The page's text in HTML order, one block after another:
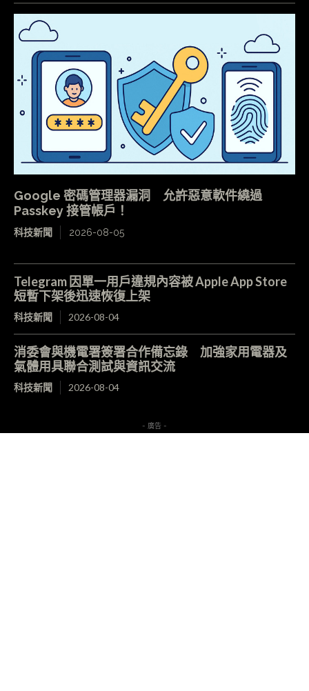
Google 密碼管理器漏洞 允許惡意軟件繞過
Passkey 接管帳戶！
科技新聞 2026-08-05
Telegram 因單一用戶違規內容被 Apple App Store
短暫下架後迅速恢復上架
科技新聞 2026-08-04
消委會與機電署簽署合作備忘錄 加強家用電器及
氣體用具聯合測試與資訊交流
科技新聞 2026-08-04
- 廣告 -